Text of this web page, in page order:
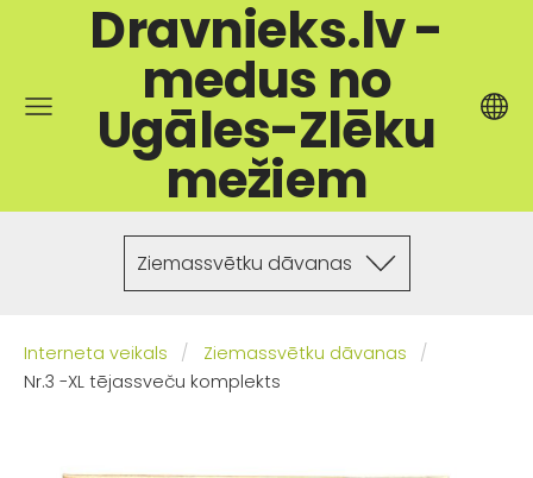
Dravnieks.lv -
medus no
Ugāles-Zlēku
mežiem
Ziemassvētku dāvanas
Interneta veikals
Ziemassvētku dāvanas
Nr.3 -XL tējassveču komplekts